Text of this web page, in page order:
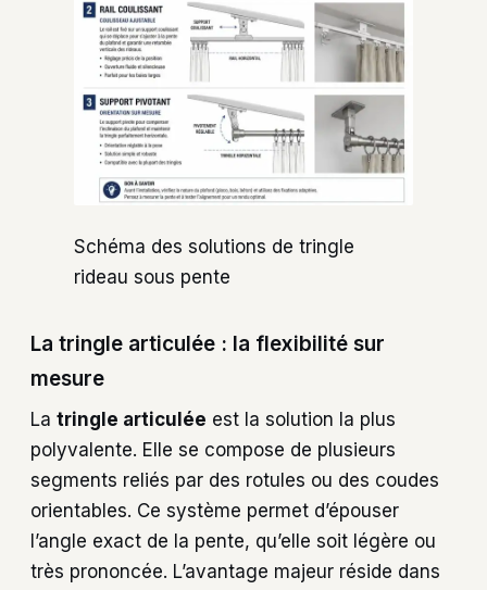
Schéma des solutions de tringle
rideau sous pente
La tringle articulée : la flexibilité sur
mesure
La tringle articulée est la solution la plus
polyvalente. Elle se compose de plusieurs
segments reliés par des rotules ou des coudes
orientables. Ce système permet d’épouser
l’angle exact de la pente, qu’elle soit légère ou
très prononcée. L’avantage majeur réside dans